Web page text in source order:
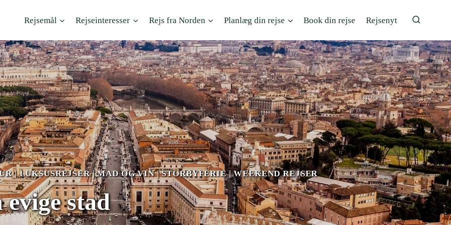
Rejsemål Rejseinteresser Rejs fra Norden Planlæg din rejse Book din rejse Rejsenyt
|LUKSUSREJSER|MAD OG VIN|STORBYFERIE|WEEKEND REJSER
stad